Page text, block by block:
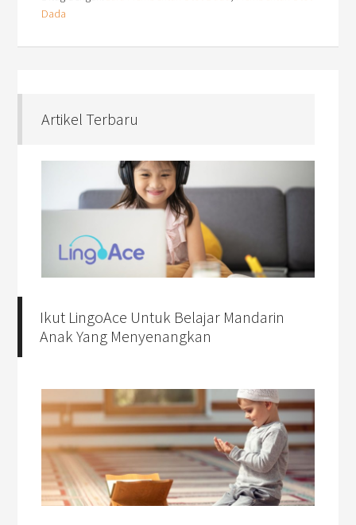
Dada
Artikel Terbaru
Ikut LingoAce Untuk Belajar Mandarin
Anak Yang Menyenangkan